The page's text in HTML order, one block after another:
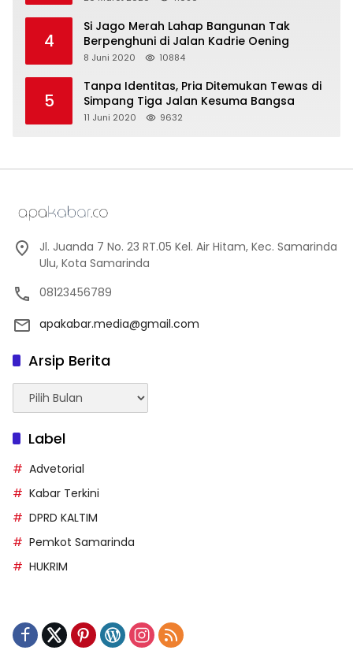
4
Si Jago Merah Lahap Bangunan Tak
Berpenghuni di Jalan Kadrie Oening
8 Juni 2020 10884
5
Tanpa Identitas, Pria Ditemukan Tewas di
Simpang Tiga Jalan Kesuma Bangsa
11 Juni 2020 9632
Jl. Juanda 7 No. 23 RT.05 Kel. Air Hitam, Kec. Samarinda
Ulu, Kota Samarinda
08123456789
apakabar.media@gmail.com
Arsip Berita
Arsip
Berita
Label
Advetorial
Kabar Terkini
DPRD KALTIM
Pemkot Samarinda
HUKRIM